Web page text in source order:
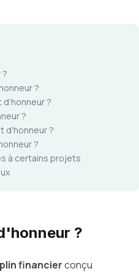
?
?
?
d'honneur ?
?
à certains projets
?
financierconçu